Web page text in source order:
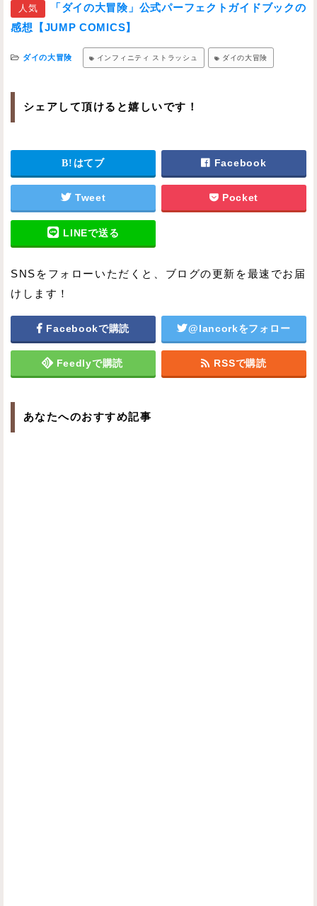
人気
「ダイの大冒険」公式パーフェクトガイドブックの
感想【JUMP COMICS】
ダイの大冒険 インフィニティ ストラッシュ ダイの大冒険
シェアして頂けると嬉しいです！
はてブ Facebook
Tweet Pocket
LINEで送る
SNSをフォローいただくと、ブログの更新を最速でお届
けします！
Facebookで購読 @lancorkをフォロー
Feedlyで購読 RSSで購読
あなたへのおすすめ記事